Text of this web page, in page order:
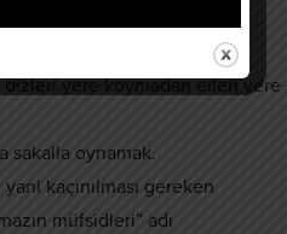
erkekler için
doğru toplamak.
yere koymadan elleri yere
sakalla oynamak.
kaçınılması gereken
müfsidleri” adı